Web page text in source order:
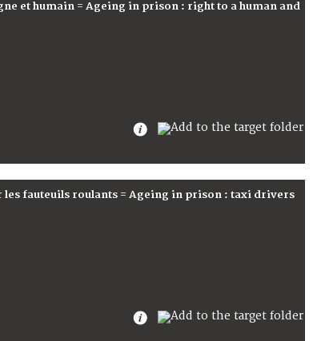
et humain = Ageing in prison : right to a human and
fauteuils roulants = Ageing in prison : taxi drivers